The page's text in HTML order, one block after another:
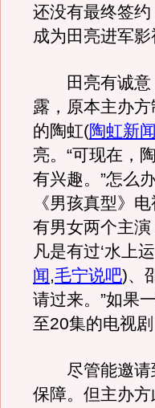
还没有最终签
成为田亮进军
田亮有诚意，
露，原本主办
的陶虹(陶虹新闻
亮。“可现在，
有兴趣。”怎么
《男孩真型》
有男女两个主
凡是有过‘水上
闻,毛宁说吧)、
请过来。”如果
至20集的电视
尽管能邀请
保障。但主办